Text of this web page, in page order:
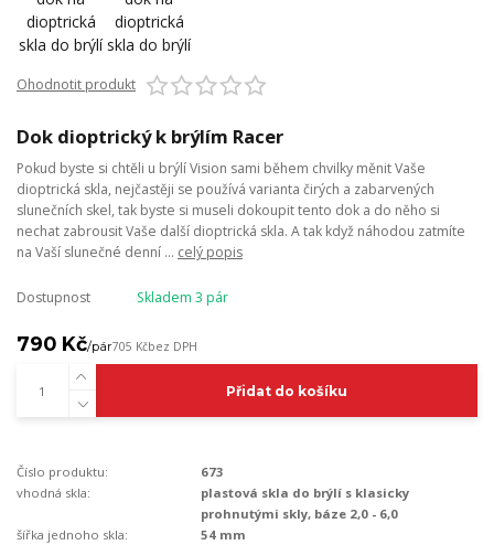
Ohodnotit produkt
Dok dioptrický k brýlím Racer
Pokud byste si chtěli u brýlí Vision sami během chvilky měnit Vaše
dioptrická skla, nejčastěji se používá varianta čirých a zabarvených
slunečních skel, tak byste si museli dokoupit tento dok a do něho si
nechat zabrousit Vaše další dioptrická skla. A tak když náhodou zatmíte
na Vaší slunečné denní ... celý popis
Dostupnost Skladem 3 pár
790 Kč/pár705 Kčbez DPH
Přidat do košíku
Číslo produktu:
673
vhodná skla:
plastová skla do brýlí s klasicky
prohnutými skly, báze 2,0 - 6,0
šířka jednoho skla:
54 mm